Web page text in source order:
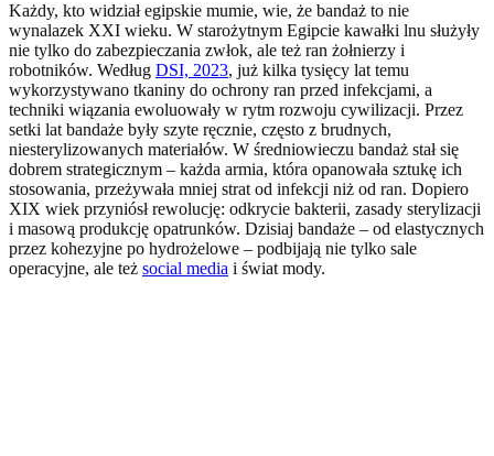
Każdy, kto widział egipskie mumie, wie, że bandaż to nie
wynalazek XXI wieku. W starożytnym Egipcie kawałki lnu służyły
nie tylko do zabezpieczania zwłok, ale też ran żołnierzy i
robotników. Według DSI, 2023, już kilka tysięcy lat temu
wykorzystywano tkaniny do ochrony ran przed infekcjami, a
techniki wiązania ewoluowały w rytm rozwoju cywilizacji. Przez
setki lat bandaże były szyte ręcznie, często z brudnych,
niesterylizowanych materiałów. W średniowieczu bandaż stał się
dobrem strategicznym – każda armia, która opanowała sztukę ich
stosowania, przeżywała mniej strat od infekcji niż od ran. Dopiero
XIX wiek przyniósł rewolucję: odkrycie bakterii, zasady sterylizacji
i masową produkcję opatrunków. Dzisiaj bandaże – od elastycznych
przez kohezyjne po hydrożelowe – podbijają nie tylko sale
operacyjne, ale też social media i świat mody.